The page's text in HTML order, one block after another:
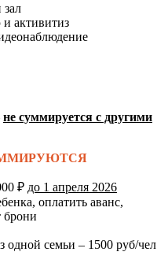
и активитиз
не суммируется с другими
₽ до 1 апреля 2026
оплатить аванс,
брони
одной семьи – 1500 руб/чел